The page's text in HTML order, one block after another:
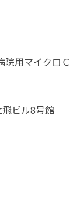
院用マイクロＣ
ビル8号館